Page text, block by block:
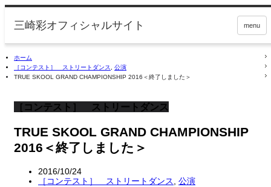
menu
ホーム
［コンテスト］ ストリートダンス
公演
TRUE SKOOL GRAND CHAMPIONSHIP 2016＜終了しました＞
［コンテスト］ ストリートダンス
TRUE SKOOL GRAND CHAMPIONSHIP
2016＜終了しました＞
2016/10/24
［コンテスト］ ストリートダンス, 公演